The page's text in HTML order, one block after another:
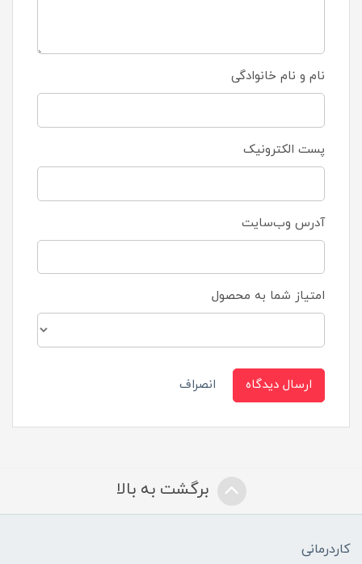
نام و نام خانوادگی
پست الکترونیک
آدرس وب‌سایت
امتیاز شما به محصول
ارسال دیدگاه انصراف
برگشت به بالا
کاردرمانی